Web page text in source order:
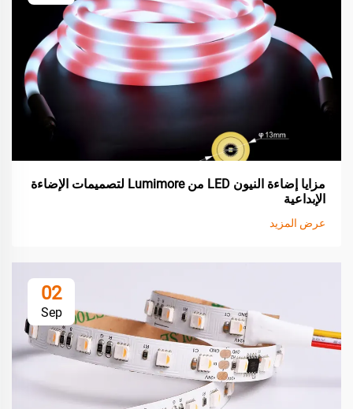
مزايا إضاءة النيون LED من Lumimore لتصميمات الإضاءة
الإبداعية
عرض المزيد
02
Sep